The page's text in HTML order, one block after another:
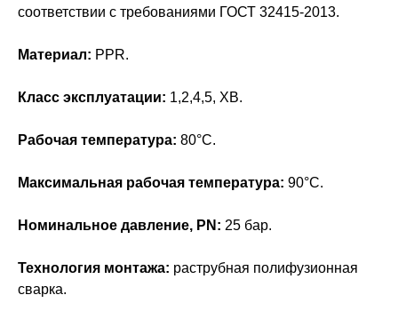
соответствии с требованиями ГОСТ 32415-2013.
Материал: PPR.
Класс эксплуатации: 1,2,4,5, ХВ.
Рабочая температура: 80°С.
Максимальная рабочая температура: 90°С.
Номинальное давление, PN: 25 бар.
Технология монтажа: раструбная полифузионная
сварка.